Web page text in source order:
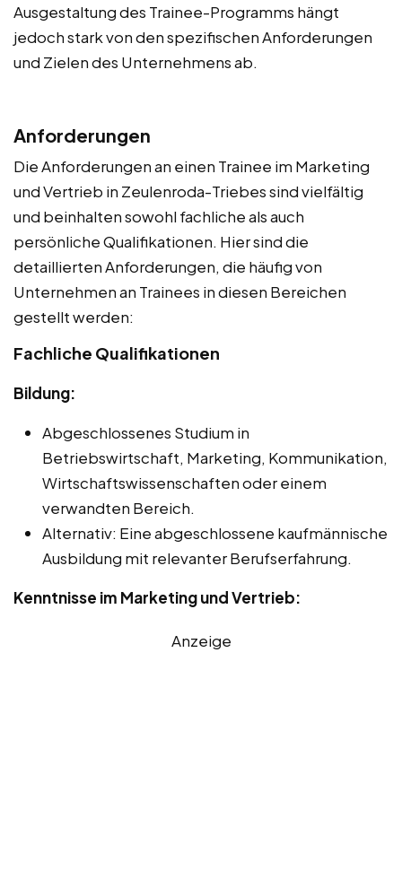
Ausgestaltung des Trainee-Programms hängt
jedoch stark von den spezifischen Anforderungen
und Zielen des Unternehmens ab.
Anforderungen
Die Anforderungen an einen Trainee im Marketing
und Vertrieb in Zeulenroda-Triebes sind vielfältig
und beinhalten sowohl fachliche als auch
persönliche Qualifikationen. Hier sind die
detaillierten Anforderungen, die häufig von
Unternehmen an Trainees in diesen Bereichen
gestellt werden:
Fachliche Qualifikationen
Bildung:
Abgeschlossenes Studium in
Betriebswirtschaft, Marketing, Kommunikation,
Wirtschaftswissenschaften oder einem
verwandten Bereich.
Alternativ: Eine abgeschlossene kaufmännische
Ausbildung mit relevanter Berufserfahrung.
Kenntnisse im Marketing und Vertrieb:
Anzeige